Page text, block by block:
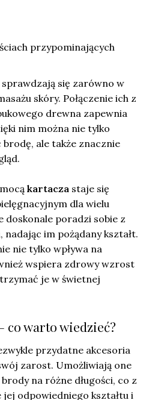
przypominających
się zarówno w
skóry. Połączenie ich z
drewna zapewnia
nim można nie tylko
ale także znacznie
kartacza staje się
dla wielu
doskonale poradzi sobie z
im pożądany kształt.
nie tylko wpływa na
wspiera zdrowy wzrost
je w świetnej
warto wiedzieć?
przydatne akcesoria
zarost. Umożliwiają one
na różne długości, co z
jej odpowiedniego kształtu i